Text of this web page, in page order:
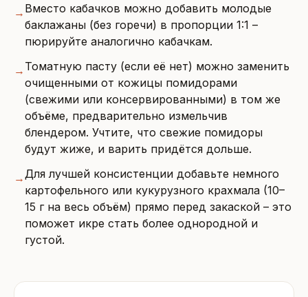
→ Вместо кабачков можно добавить молодые
баклажаны (без горечи) в пропорции 1:1 –
пюрируйте аналогично кабачкам.
→ Томатную пасту (если её нет) можно заменить
очищенными от кожицы помидорами
(свежими или консервированными) в том же
объёме, предварительно измельчив
блендером. Учтите, что свежие помидоры
будут жиже, и варить придётся дольше.
→ Для лучшей консистенции добавьте немного
картофельного или кукурузного крахмала (10–
15 г на весь объём) прямо перед закаской – это
поможет икре стать более однородной и
густой.